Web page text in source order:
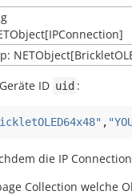
ID uid :
,
die IP
Collection